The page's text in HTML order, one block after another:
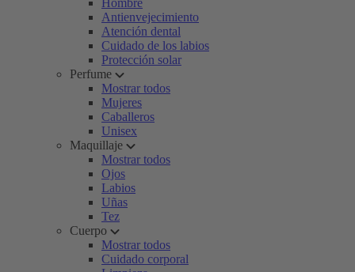
Hombre
Antienvejecimiento
Atención dental
Cuidado de los labios
Protección solar
Perfume
Mostrar todos
Mujeres
Caballeros
Unisex
Maquillaje
Mostrar todos
Ojos
Labios
Uñas
Tez
Cuerpo
Mostrar todos
Cuidado corporal